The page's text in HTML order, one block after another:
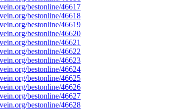
bestonline/46617
bestonline/46618
bestonline/46619
bestonline/46620
bestonline/46621
bestonline/46622
bestonline/46623
bestonline/46624
bestonline/46625
bestonline/46626
bestonline/46627
bestonline/46628